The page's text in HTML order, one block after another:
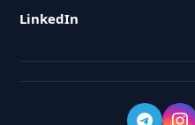
LinkedIn